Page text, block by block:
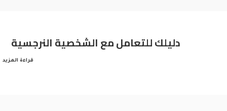
دليلك للتعامل مع الشخصية النرجسية
قراءة المزيد